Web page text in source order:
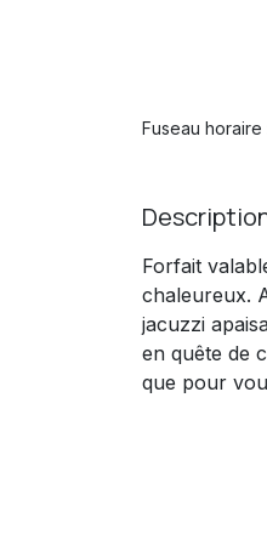
Fuseau horaire
Forfait
chaleureux.
jacuzzi
en quête de
que pour